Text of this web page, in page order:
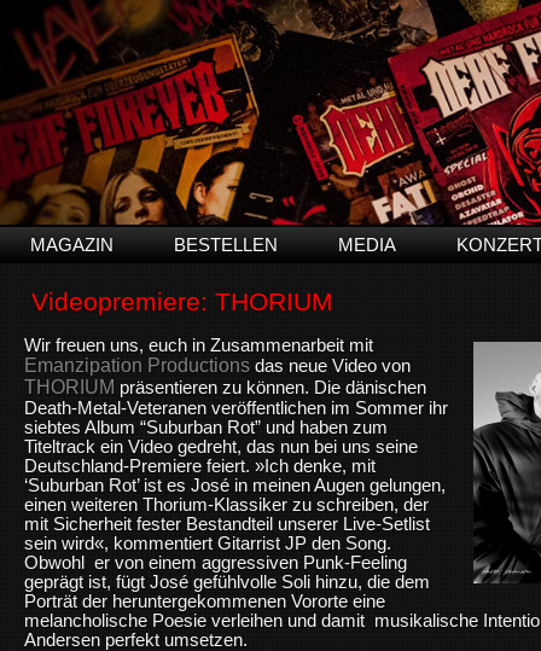
MAGAZIN BESTELLEN MEDIA
Videopremiere: THORIUM
Wir freuen uns, euch in Zusammenarbeit mit
Emanzipation Productions das neue Video von
THORIUM präsentieren zu können. Die dänischen
Death-Metal-Veteranen veröffentlichen im Sommer ihr
siebtes Album “Suburban Rot” und haben zum
Titeltrack ein Video gedreht, das nun bei uns seine
Deutschland-Premiere feiert. »Ich denke, mit
‘Suburban Rot’ ist es José in meinen Augen gelungen,
einen weiteren Thorium-Klassiker zu schreiben, der
mit Sicherheit fester Bestandteil unserer Live-Setlist
sein wird«, kommentiert Gitarrist JP den Song.
Obwohl er von einem aggressiven Punk-Feeling
geprägt ist, fügt José gefühlvolle Soli hinzu, die dem
Porträt der heruntergekommenen Vororte eine
melancholische Poesie verleihen und damit musikalische
Andersen perfekt umsetzen.